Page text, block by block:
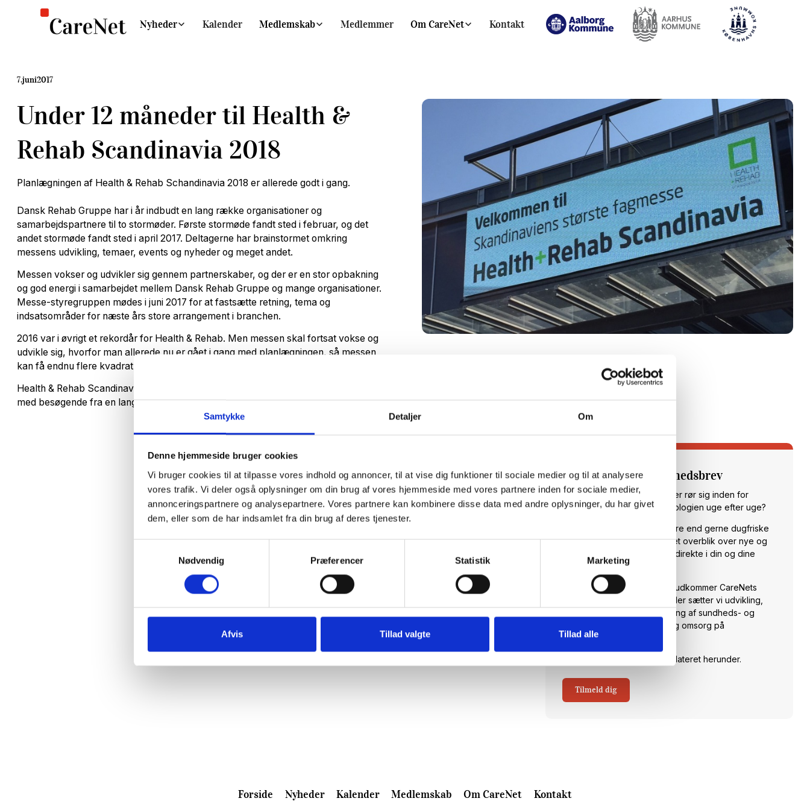
Samtykke Detaljer Om
Denne hjemmeside bruger cookies
Vi bruger cookies til at tilpasse vores indhold og annoncer, til at vise dig funktioner til sociale medier og til at analysere
vores trafik. Vi deler også oplysninger om din brug af vores hjemmeside med vores partnere inden for sociale medier,
annonceringspartnere og analysepartnere. Vores partnere kan kombinere disse data med andre oplysninger, du har givet
dem, eller som de har indsamlet fra din brug af deres tjenester.
Nødvendig
Præferencer Statistik Marketing
Afvis Tillad valgte Tillad alle
Nyheder Kalender Medlemskab Medlemmer Om CareNet Kontakt
7.juni2017
Under 12 måneder til Health &
Rehab Scandinavia 2018
Planlægningen af Health & Rehab Schandinavia 2018 er allerede godt i gang.
Dansk Rehab Gruppe har i år indbudt en lang række organisationer og
samarbejdspartnere til to stormøder. Første stormøde fandt sted i februar, og det
andet stormøde fandt sted i april 2017. Deltagerne har brainstormet omkring
messens udvikling, temaer, events og nyheder og meget andet.
Messen vokser og udvikler sig gennem partnerskaber, og der er en stor opbakning
og god energi i samarbejdet mellem Dansk Rehab Gruppe og mange organisationer.
Messe-styregruppen mødes i juni 2017 for at fastsætte retning, tema og
indsatsområder for næste års store arrangement i branchen.
2016 var i øvrigt et rekordår for Health & Rehab. Men messen skal fortsat vokse og
udvikle sig, hvorfor man allerede nu er gået i gang med planlægningen, så messen
kan få endnu flere kvadratmeter og besøgende i 2018.
Health & Rehab Scandinavia har gennem årene udviklet sig til Skandinaviens største
med besøgende fra en lang række lande fra hele verden.
Tilmeld dig vores nyhedsbrev
Vil du opdateres på, hvad der rør sig inden for
sundheds- og velfærdsteknologien uge efter uge?
Hos CareNet leverer vi hellere end gerne dugfriske
nyheder fra branchen samt et overblik over nye og
spændende arrangementer direkte i din og dine
kollegaers indbakke.
Hver torsdag klokken 14:00 udkommer CareNets
fagligt stærke nyhedsbrev. Her sætter vi udvikling,
anvendelse og implementering af sundheds- og
velfærdsteknologi til pleje og omsorg på
dagsordenen.
Skriv dig op og hold dig opdateret herunder.
Tilmeld dig
Forside Nyheder Kalender Medlemskab Om CareNet Kontakt